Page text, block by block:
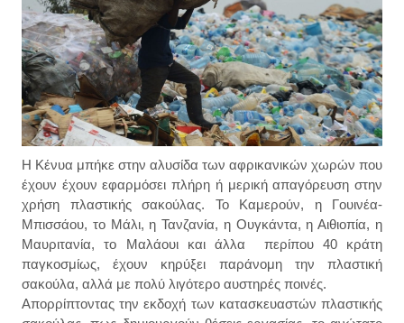
Η Κένυα μπήκε στην αλυσίδα των αφρικανικών χωρών που
έχουν έχουν εφαρμόσει πλήρη ή μερική απαγόρευση στην
χρήση πλαστικής σακούλας. Το Καμερούν, η Γουινέα-
Μπισσάου, το Μάλι, η Τανζανία, η Ουγκάντα, η Αιθιοπία, η
Μαυριτανία, το Μαλάουι και άλλα περίπου 40 κράτη
παγκοσμίως, έχουν κηρύξει παράνομη την πλαστική
σακούλα, αλλά με πολύ λιγότερο αυστηρές ποινές.
Απορρίπτοντας την εκδοχή των κατασκευαστών πλαστικής